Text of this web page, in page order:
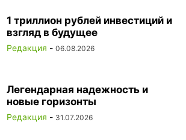
1 триллион рублей инвестиций и
взгляд в будущее
Редакция - 06.08.2026
Легендарная надежность и
новые горизонты
Редакция - 31.07.2026